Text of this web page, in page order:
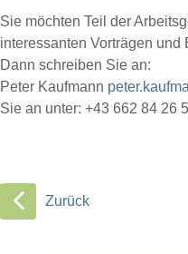
Sie möchten Teil der
interessanten Vorträgen
Dann schreiben Sie an:
Peter Kaufmann
Sie an unter: +43 662 84 26
Zurück